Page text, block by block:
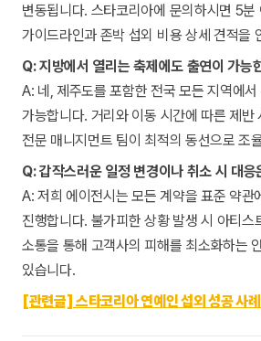
변동됩니다. 스타코리아에 문의하시면 5분
가이드라인과 존박 섭외 비용 상세 견적을
Q: 지방에서 열리는 축제에도 출연이 가능
A: 네, 제주도를 포함한 전국 모든 지역에서
가능합니다. 거리와 이동 시간에 따른 제반
전문 매니지먼트 팀이 최적의 동선으로 조
Q: 갑작스러운 일정 변경이나 취소 시 대응
A: 저희 에이전시는 모든 계약을 표준 약관
진행합니다. 불가피한 상황 발생 시 아티스
소통을 통해 고객사의 피해를 최소화하는
있습니다.
[관련글] 스타코리아 연예인 섭외 성공 사례